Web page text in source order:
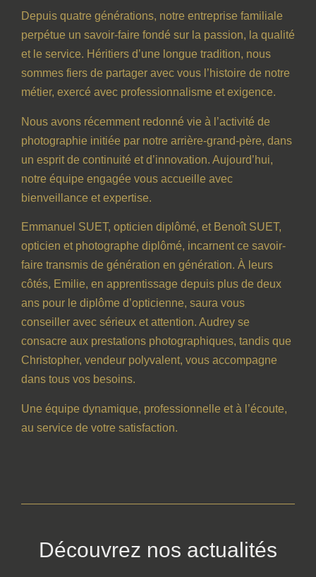
Depuis quatre générations, notre entreprise familiale
perpétue un savoir-faire fondé sur la passion, la qualité
et le service. Héritiers d’une longue tradition, nous
sommes fiers de partager avec vous l’histoire de notre
métier, exercé avec professionnalisme et exigence.
Nous avons récemment redonné vie à l’activité de
photographie initiée par notre arrière-grand-père, dans
un esprit de continuité et d’innovation. Aujourd’hui,
notre équipe engagée vous accueille avec
bienveillance et expertise.
Emmanuel SUET, opticien diplômé, et Benoît SUET,
opticien et photographe diplômé, incarnent ce savoir-
faire transmis de génération en génération. À leurs
côtés, Emilie, en apprentissage depuis plus de deux
ans pour le diplôme d’opticienne, saura vous
conseiller avec sérieux et attention. Audrey se
consacre aux prestations photographiques, tandis que
Christopher, vendeur polyvalent, vous accompagne
dans tous vos besoins.
Une équipe dynamique, professionnelle et à l’écoute,
au service de votre satisfaction.
Découvrez nos actualités